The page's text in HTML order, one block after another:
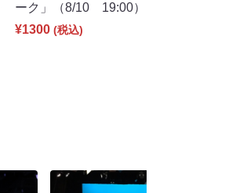
ーク」（8/10 19:00）
¥1300 (税込)